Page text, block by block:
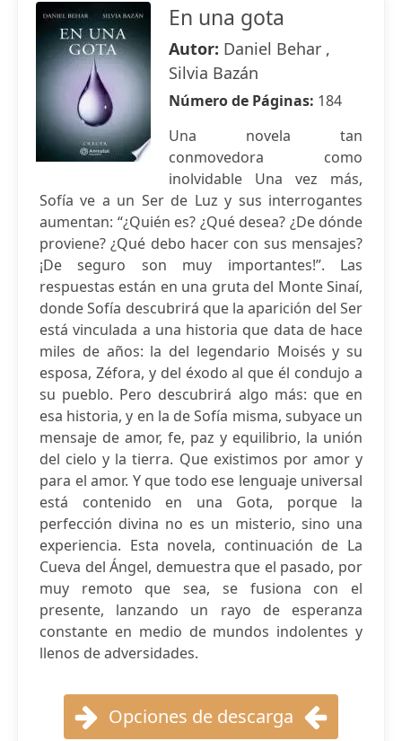
En una gota
Autor: Daniel Behar ,
Silvia Bazán
Número de Páginas: 184
Una novela tan
conmovedora como
inolvidable Una vez más,
Sofía ve a un Ser de Luz y sus interrogantes
aumentan: “¿Quién es? ¿Qué desea? ¿De dónde
proviene? ¿Qué debo hacer con sus mensajes?
¡De seguro son muy importantes!”. Las
respuestas están en una gruta del Monte Sinaí,
donde Sofía descubrirá que la aparición del Ser
está vinculada a una historia que data de hace
miles de años: la del legendario Moisés y su
esposa, Zéfora, y del éxodo al que él condujo a
su pueblo. Pero descubrirá algo más: que en
esa historia, y en la de Sofía misma, subyace un
mensaje de amor, fe, paz y equilibrio, la unión
del cielo y la tierra. Que existimos por amor y
para el amor. Y que todo ese lenguaje universal
está contenido en una Gota, porque la
perfección divina no es un misterio, sino una
experiencia. Esta novela, continuación de La
Cueva del Ángel, demuestra que el pasado, por
muy remoto que sea, se fusiona con el
presente, lanzando un rayo de esperanza
constante en medio de mundos indolentes y
llenos de adversidades.
Opciones de descarga